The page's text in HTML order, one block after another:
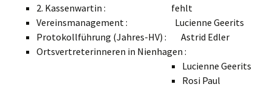
2. Kassenwartin : fehlt
Vereinsmanagement : Lucienne Geerits
Protokollführung (Jahres-HV) : Astrid Edler
Ortsvertreterinneren in Nienhagen :
Lucienne Geerits
Rosi Paul